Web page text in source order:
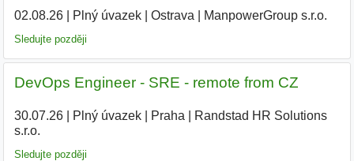
02.08.26| Plný úvazek| Ostrava ManpowerGroup s.r.o.
Sledujte později
DevOps Engineer - SRE - remote from CZ
30.07.26| Plný úvazek| Praha
Randstad HR Solutions
s.r.o.
Sledujte později